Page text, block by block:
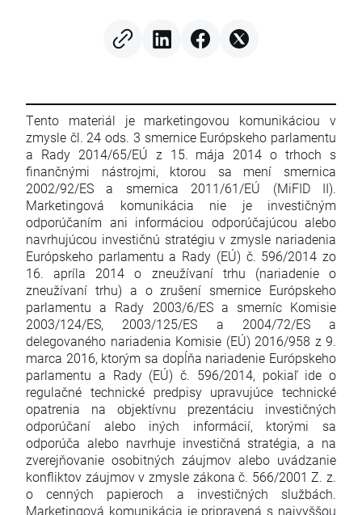
Tento materiál je marketingovou komunikáciou v
zmysle čl. 24 ods. 3 smernice Európskeho parlamentu
a Rady 2014/65/EÚ z 15. mája 2014 o trhoch s
finančnými nástrojmi, ktorou sa mení smernica
2002/92/ES a smernica 2011/61/EÚ (MiFID II).
Marketingová komunikácia nie je investičným
odporúčaním ani informáciou odporúčajúcou alebo
navrhujúcou investičnú stratégiu v zmysle nariadenia
Európskeho parlamentu a Rady (EÚ) č. 596/2014 zo
16. apríla 2014 o zneužívaní trhu (nariadenie o
zneužívaní trhu) a o zrušení smernice Európskeho
parlamentu a Rady 2003/6/ES a smerníc Komisie
2003/124/ES, 2003/125/ES a 2004/72/ES a
delegovaného nariadenia Komisie (EÚ) 2016/958 z 9.
marca 2016, ktorým sa dopĺňa nariadenie Európskeho
parlamentu a Rady (EÚ) č. 596/2014, pokiaľ ide o
regulačné technické predpisy upravujúce technické
opatrenia na objektívnu prezentáciu investičných
odporúčaní alebo iných informácií, ktorými sa
odporúča alebo navrhuje investičná stratégia, a na
zverejňovanie osobitných záujmov alebo uvádzanie
konfliktov záujmov v zmysle zákona č. 566/2001 Z. z.
o cenných papieroch a investičných službách.
Marketingová komunikácia je pripravená s najvyššou